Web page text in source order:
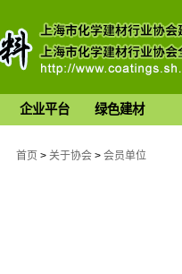
企业平台 绿色建材
首页 > 关于协会 > 会员单位